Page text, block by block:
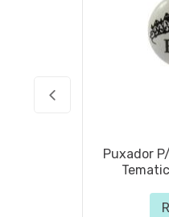
Puxador